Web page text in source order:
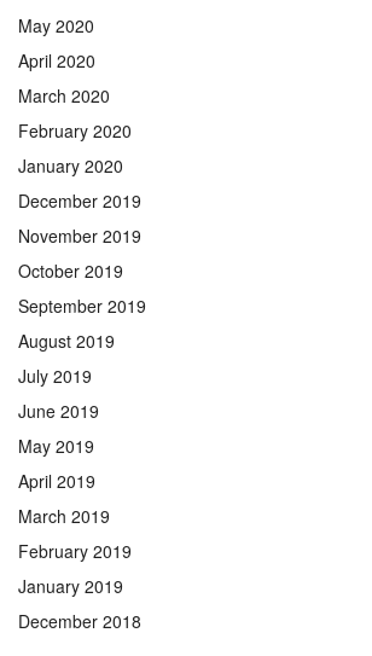
May 2020
April 2020
March 2020
February 2020
January 2020
December 2019
November 2019
October 2019
September 2019
August 2019
July 2019
June 2019
May 2019
April 2019
March 2019
February 2019
January 2019
December 2018